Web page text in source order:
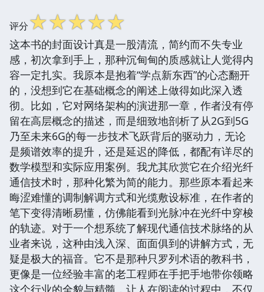
评分☆☆☆☆☆
这本书的封面设计真是一股清流，简约而不失专业
感，初次拿到手上，那种沉甸甸的质感就让人觉得内
容一定扎实。我原本是抱着“学点新东西”的心态翻开
的，没想到它在基础概念的阐述上做得如此深入透
彻。比如，它对网络架构的演进那一章，作者没有停
留在高层概念的描述，而是细致地剖析了从2G到5G
乃至未来6G的每一步技术飞跃背后的驱动力，无论
是频谱效率的提升，还是延迟的降低，都配有详尽的
数学模型和实际应用案例。我尤其欣赏它在介绍光纤
通信技术时，那种化繁为简的能力。那些原本看起来
晦涩难懂的调制解调方式和光缆敷设标准，在作者的
笔下变得清晰易懂，仿佛能看到光脉冲在光纤中穿梭
的轨迹。对于一个想系统了解现代通信技术脉络的从
业者来说，这种由浅入深、面面俱到的讲解方式，无
疑是极大的福音。它不是那种只罗列术语的教科书，
更像是一位经验丰富的老工程师在手把手地带你领略
这个行业的全貌与精髓，让人在阅读的过程中，不仅